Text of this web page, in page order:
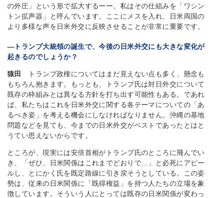
の外圧」という形で拡大するーー。私はその仕組みを「ワシン
トン拡声器」と呼んでいます。ここにメスを入れ、日米両国の
より多様な声を日米外交に反映させることが非常に重要です。
―トランプ大統領の誕生で、今後の日米外交にも大きな変化が
起きるのでしょうか？
猿田
トランプ政権についてはまだ見えない点も多く、懸念も
もちろん抱きます。もっとも、トランプ氏は対日外交について
既存の枠組みとは異なる方針を打ち出す可能性もある。であれ
ば、私たちはこれを日米外交に関する各テーマについての「あ
るべき姿」を考える機会にしなければなりません。沖縄の基地
問題などを見ても、今までの日米外交がベストであったとはと
うてい思えないからです。
ところが、現実には安倍首相がトランプ氏のところに飛んでい
き、「ぜひ、日米関係はこれまでどおりで…」と必死にアピー
ルし、とにかく氏を既定路線に引き戻そうとしている。この姿
勢は、従来の日米関係に「既得権益」を持つ人たちの立場を象
徴しています。そういう人にとっては既存の日米関係が変わっ